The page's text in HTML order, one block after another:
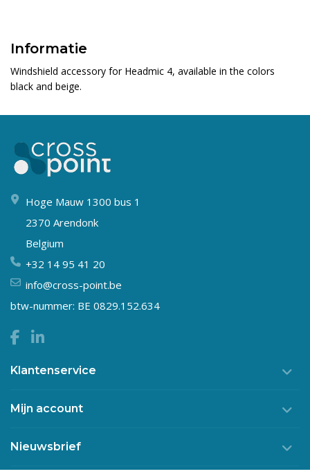
Informatie
Windshield accessory for Headmic 4, available in the colors
black and beige.
Hoge Mauw 1300 bus 1
2370 Arendonk
Belgium
+32 14 95 41 20
info@cross-point.be
btw-nummer: BE 0829.152.634
Klantenservice
Mijn account
Nieuwsbrief